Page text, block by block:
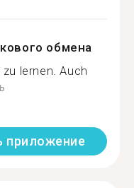
обмена
lernen. Auch
приложение